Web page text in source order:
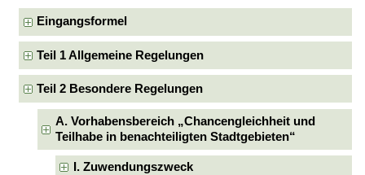
Eingangsformel
Teil 1 Allgemeine Regelungen
Teil 2 Besondere Regelungen
A. Vorhabensbereich „Chancengleichheit und
Teilhabe in benachteiligten Stadtgebieten“
I. Zuwendungszweck